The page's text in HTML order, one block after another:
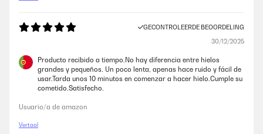
GECONTROLEERDE BEOORDELING
30/12/2025
Producto recibido a tiempo.No hay diferencia entre hielos
grandes y pequeños. Un poco lenta, apenas hace ruido y fácil de
usar.Tarda unos 10 minutos en comenzar a hacer hielo.Cumple su
cometido.Satisfecho.
Usuario/a de amazon
Vertaal